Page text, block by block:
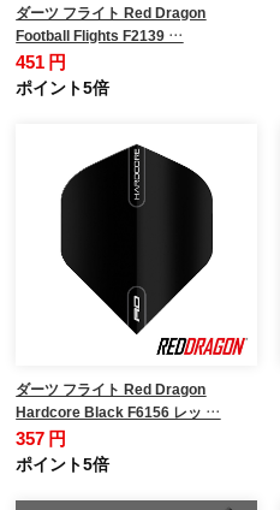
ダーツ フライト Red Dragon
Football Flights F2139 …
451 円
ポイント5倍
ダーツ フライト Red Dragon
Hardcore Black F6156 レッ …
357 円
ポイント5倍